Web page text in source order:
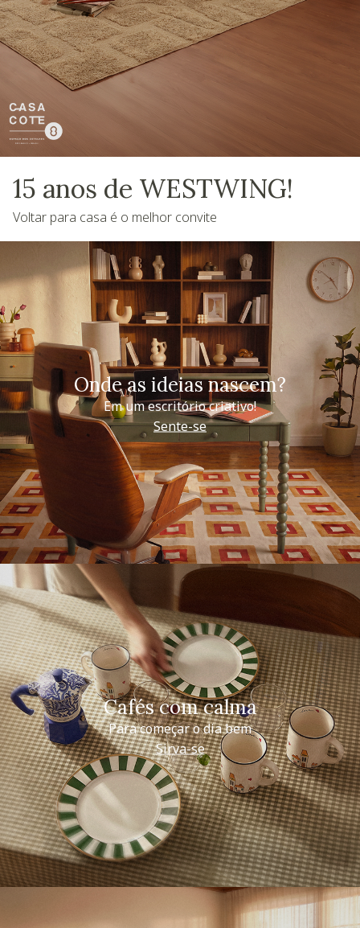
15 anos de WESTWING!
Voltar para casa é o melhor convite
Onde as ideias nascem?
Em um escritório criativo!
Sente-se
Cafés com calma
Para começar o dia bem
Sirva-se